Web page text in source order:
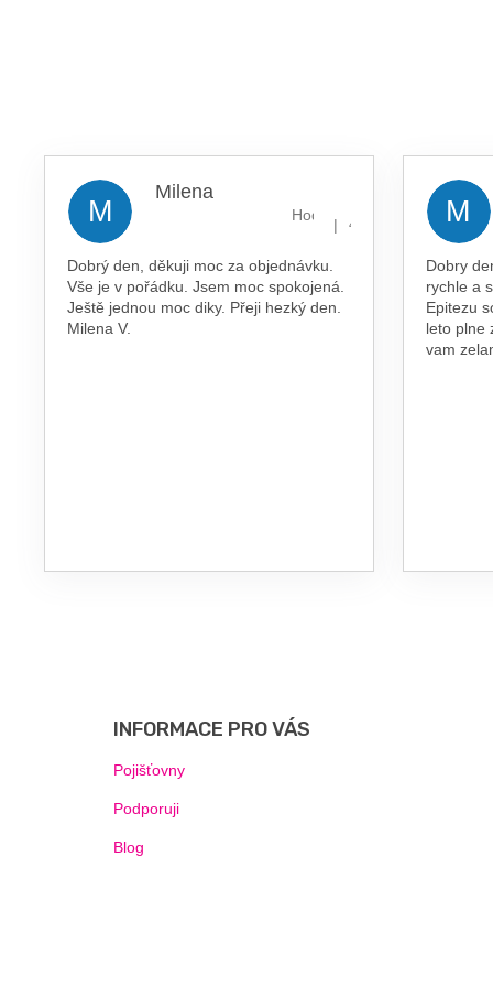
M
Milena
Hodnocení obchodu je 5 z 5
| 4.8.2026
Dobrý den, děkuji moc za objednávku.
Vše je v pořádku. Jsem moc spokojená.
Ještě jednou moc diky. Přeji hezký den.
Milena V.
M
Dobry
rychle a
Epitezu
leto plne
vam
INFORMACE PRO VÁS
Pojišťovny
Podporuji
Blog